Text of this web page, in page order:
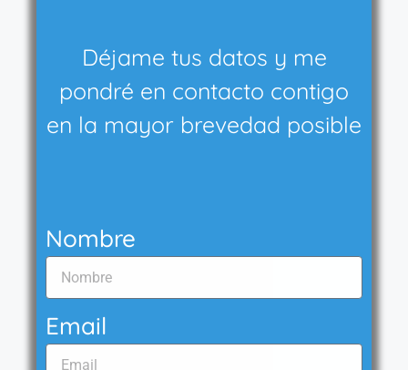
Déjame tus datos y me
pondré en contacto contigo
en la mayor brevedad posible
Nombre
Email